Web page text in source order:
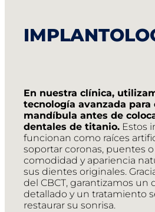
En nuestra clínica,
tecnología avanzada para
mandíbula antes de
dentales de titanio. Estos
funcionan como raíces
soportar coronas, puentes
comodidad y apariencia
sus dientes originales.
del CBCT, garantizamos un
detallado y un tratamiento
restaurar su sonrisa.